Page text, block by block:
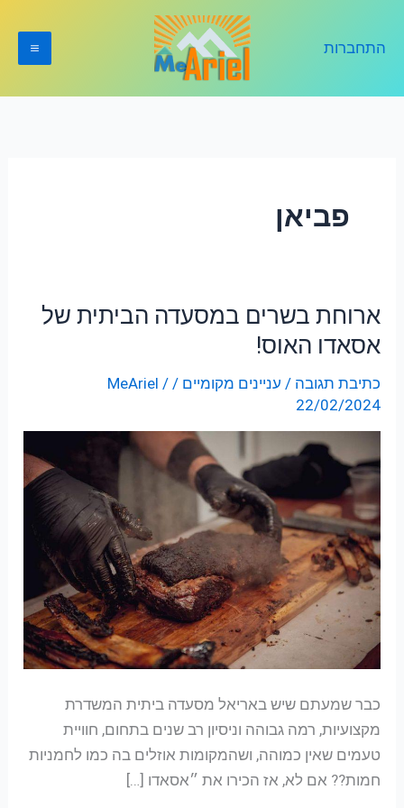
התחברות
פביאן
ארוחת בשרים במסעדה הביתית של
אסאדו האוס!
כתיבת תגובה / עניינים מקומיים /
MeAriel /
22/02/2024
כבר שמעתם שיש באריאל מסעדה ביתית המשדרת
מקצועיות, רמה גבוהה וניסיון רב שנים בתחום, חוויית
טעמים שאין כמוהה, ושהמקומות אוזלים בה כמו לחמניות
חמות?? אם לא, אז הכירו את ״אסאדו […]
ארוחת
בשרים
הביתית
של
האוס!